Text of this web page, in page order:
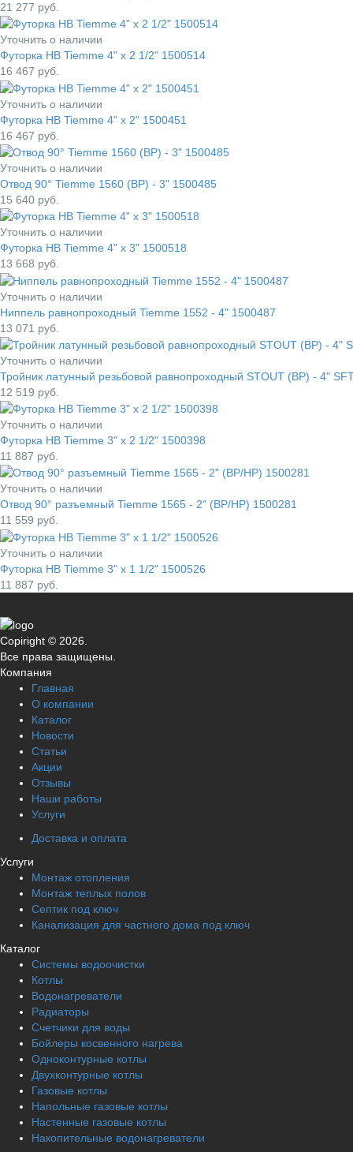
21 277 руб.
Уточнить о наличии
Футорка НВ Tiemme 4" x 2 1/2" 1500514
16 467 руб.
Уточнить о наличии
Футорка НВ Tiemme 4" x 2" 1500451
16 467 руб.
Уточнить о наличии
Отвод 90° Tiemme 1560 (ВР) - 3" 1500485
15 640 руб.
Уточнить о наличии
Футорка НВ Tiemme 4" x 3" 1500518
13 668 руб.
Уточнить о наличии
Ниппель равнопроходный Tiemme 1552 - 4" 1500487
13 071 руб.
Уточнить о наличии
Тройник латунный резьбовой равнопроходный STOUT (ВР) - 4"
12 519 руб.
Уточнить о наличии
Футорка НВ Tiemme 3" x 2 1/2" 1500398
11 887 руб.
Уточнить о наличии
Отвод 90° разъемный Tiemme 1565 - 2" (ВР/НР) 1500281
11 559 руб.
Уточнить о наличии
Футорка НВ Tiemme 3" x 1 1/2" 1500526
11 887 руб.
Copiright © 2026.
Все права защищены.
Компания
Главная
О компании
Каталог
Новости
Статьи
Акции
Отзывы
Наши работы
Услуги
Доставка и оплата
Услуги
Монтаж отопления
Монтаж теплых полов
Септик под ключ
Канализация для частного дома под ключ
Каталог
Системы водоочистки
Котлы
Водонагреватели
Радиаторы
Cчетчики для воды
Бойлеры косвенного нагрева
Одноконтурные котлы
Двухконтурные котлы
Газовые котлы
Напольные газовые котлы
Настенные газовые котлы
Накопительные водонагреватели